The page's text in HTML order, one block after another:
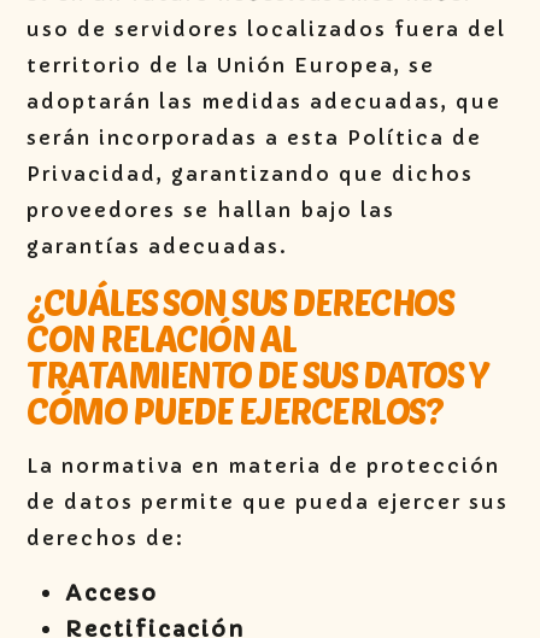
uso de servidores localizados fuera del
territorio de la Unión Europea, se
adoptarán las medidas adecuadas, que
serán incorporadas a esta Política de
Privacidad, garantizando que dichos
proveedores se hallan bajo las
garantías adecuadas.
¿CUÁLES SON SUS DERECHOS
CON RELACIÓN AL
TRATAMIENTO DE SUS DATOS Y
CÓMO PUEDE EJERCERLOS?
La normativa en materia de protección
de datos permite que pueda ejercer sus
derechos de:
Acceso
Rectificación